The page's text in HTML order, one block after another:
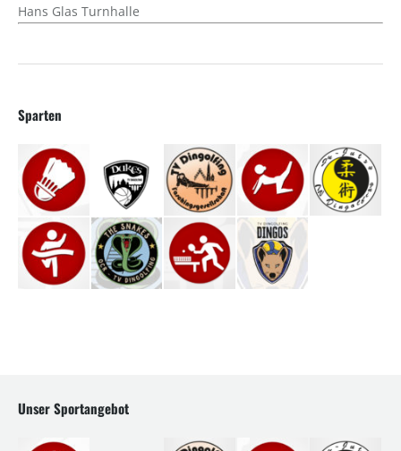
Hans Glas Turnhalle
Sparten
Unser Sportangebot